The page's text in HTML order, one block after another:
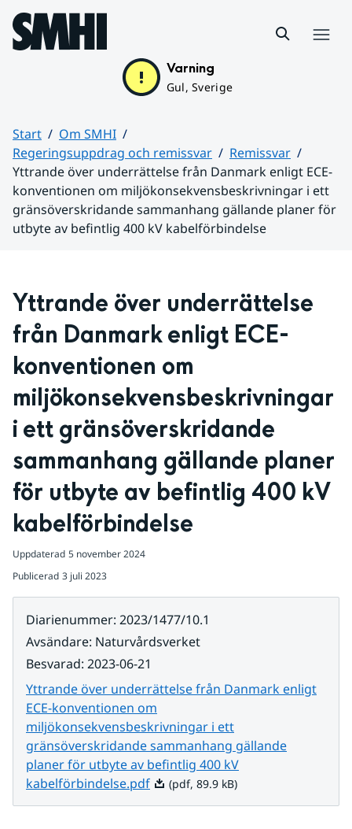
Hoppa till sidans innehåll
Varning
Gul, Sverige
Start
Om SMHI
Regeringsuppdrag och remissvar
Remissvar
Yttrande över underrättelse från Danmark enligt ECE-
konventionen om miljökonsekvensbeskrivningar i ett
gränsöverskridande sammanhang gällande planer för
utbyte av befintlig 400 kV kabelförbindelse
Yttrande över underrättelse
från Danmark enligt ECE-
konventionen om
miljökonsekvensbeskrivningar
i ett gränsöverskridande
sammanhang gällande planer
för utbyte av befintlig 400 kV
kabelförbindelse
Uppdaterad 5 november 2024
Publicerad 3 juli 2023
Diarienummer: 2023/1477/10.1
Avsändare: Naturvårdsverket
Besvarad: 2023-06-21
Yttrande över underrättelse från Danmark enligt
ECE-konventionen om
miljökonsekvensbeskrivningar i ett
gränsöverskridande sammanhang gällande
planer för utbyte av befintlig 400 kV
kabelförbindelse.pdfPdf, 89.9 kB.
(pdf, 89.9 kB)